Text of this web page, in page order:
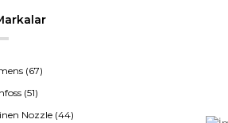
(67)
(51)
Nozzle (44)